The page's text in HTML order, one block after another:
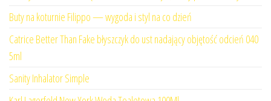
Buty na koturnie Filippo — wygoda i styl na co dzień
Catrice Better Than Fake błyszczyk do ust nadający objętość odcień 040
5ml
Sanity Inhalator Simple